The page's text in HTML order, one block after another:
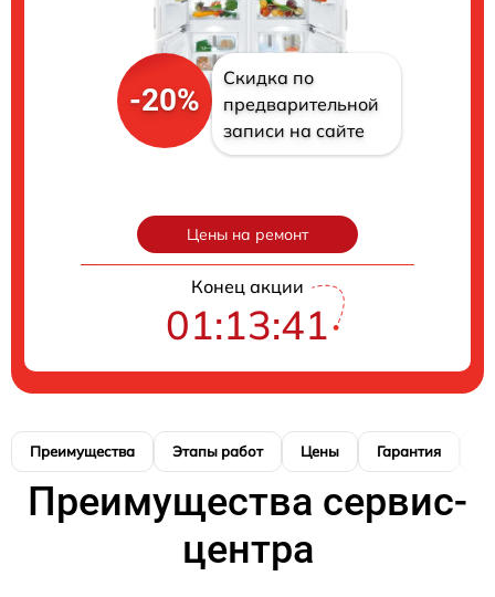
-20%
Скидка по
предварительной
записи на сайте
Цены на ремонт
Конец акции
01:13:40
Преимущества Этапы работ Цены Гарантия
Преимущества сервис-
центра